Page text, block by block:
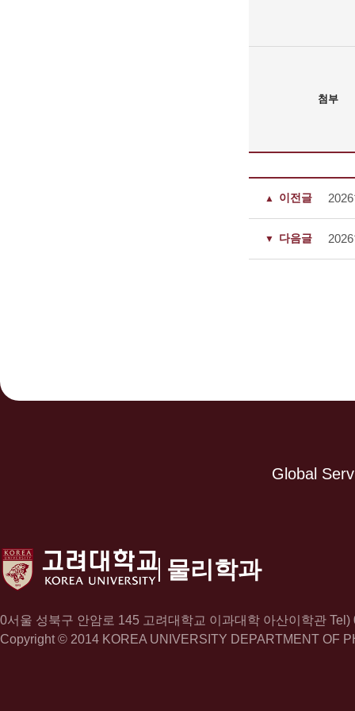
첨부
이전글
다음글
Global
물리학과
0서울 성북구 안암로 145 고려대학교 이과대학 아산이학관 Tel)
Copyright © 2014 KOREA UNIVERSITY DEPARTMENT OF